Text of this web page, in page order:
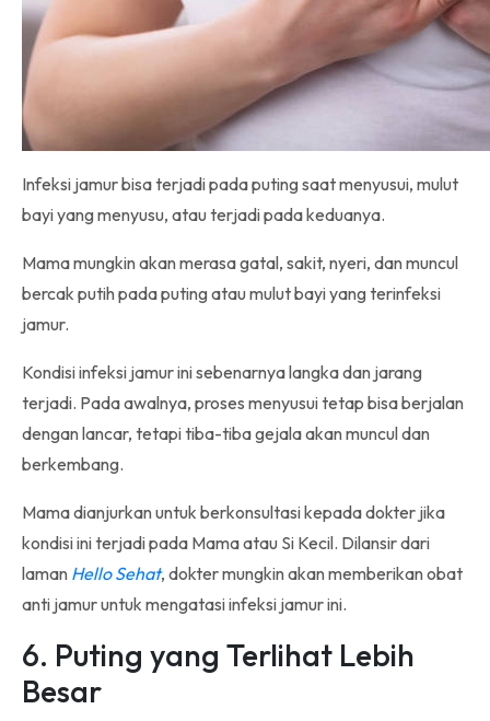
Infeksi jamur bisa terjadi pada puting saat menyusui, mulut
bayi yang menyusu, atau terjadi pada keduanya.
Mama mungkin akan merasa gatal, sakit, nyeri, dan muncul
bercak putih pada puting atau mulut bayi yang terinfeksi
jamur.
Kondisi infeksi jamur ini sebenarnya langka dan jarang
terjadi. Pada awalnya, proses menyusui tetap bisa berjalan
dengan lancar, tetapi tiba-tiba gejala akan muncul dan
berkembang.
Mama dianjurkan untuk berkonsultasi kepada dokter jika
kondisi ini terjadi pada Mama atau Si Kecil. Dilansir dari
laman Hello Sehat, dokter mungkin akan memberikan obat
anti jamur untuk mengatasi infeksi jamur ini.
6. Puting yang Terlihat Lebih
Besar